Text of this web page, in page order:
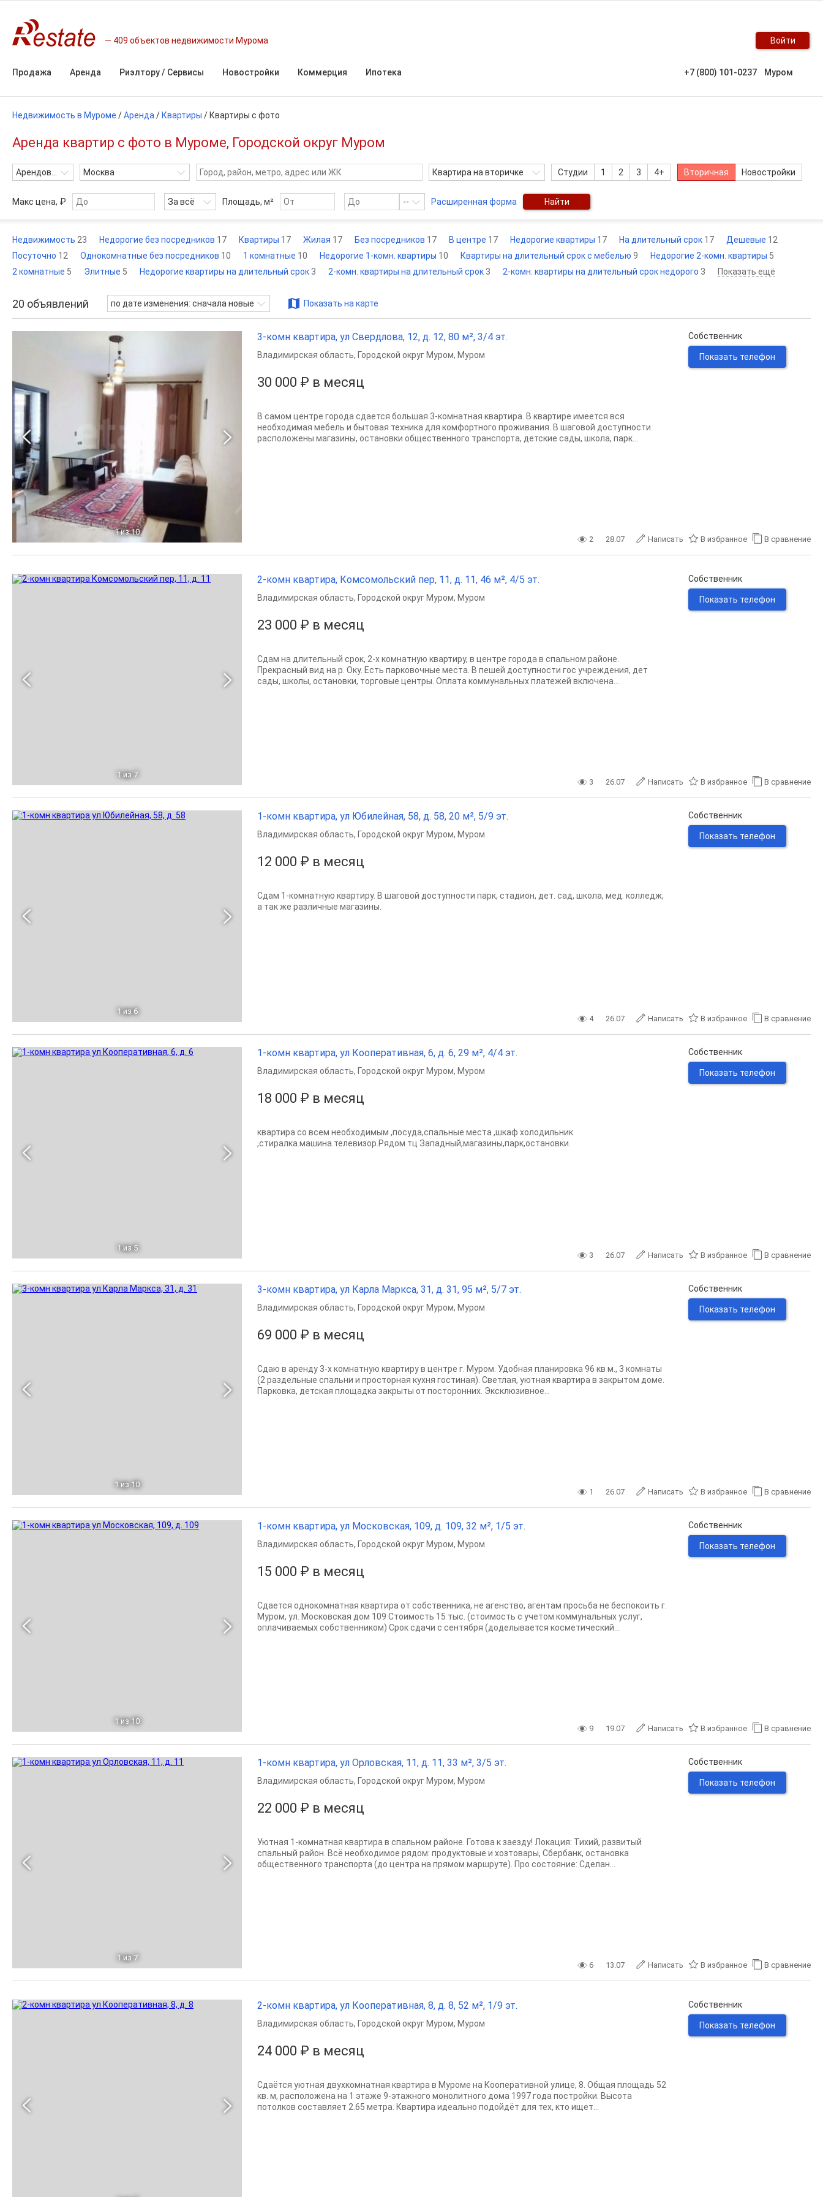
409 объектов недвижимости Мурома Войти
Продажа Аренда Риэлтору / Сервисы Новостройки Коммерция Ипотека +7 (800) 101-0237 Муром
Недвижимость в Муроме /Аренда / Квартиры / Квартиры с фото
Аренда квартир с фото в Муроме, Городской округ Муром
Арендовать Москва Квартира на вторичке Студии 1 2 3 4+ Вторичная Новостройки
Макс цена, ₽ За всё Площадь, м² -- Расширенная форма Найти
Недвижимость 23 Недорогие без посредников 17 Квартиры 17 Жилая 17 Без посредников 17 В центре 17 Недорогие квартиры 17 На длительный срок 17 Дешевые 12
Посуточно 12 Однокомнатные без посредников 10 1 комнатные 10 Недорогие 1-комн. квартиры 10 Квартиры на длительный срок с мебелью 9 Недорогие 2-комн. квартиры 5
2 комнатные 5 Элитные 5 Недорогие квартиры на длительный срок 3 2-комн. квартиры на длительный срок 3 2-комн. квартиры на длительный срок недорого 3 Показать ещё
20 объявлений по дате изменения: сначала новые Показать на карте
1 из 10
3-комн квартира, ул Свердлова, 12, д. 12, 80 м², 3/4 эт.
30 000 ₽ в месяц
Владимирская область, Городской округ Муром, Муром
В самом центре города сдается большая 3-комнатная квартира. В квартире имеется вся
необходимая мебель и бытовая техника для комфортного проживания. В шаговой доступности
расположены магазины, остановки общественного транспорта, детские сады, школа, парк...
Собственник
Показать телефон
2 28.07 Написать В избранное В сравнение
1 из 7
2-комн квартира, Комсомольский пер, 11, д. 11, 46 м², 4/5 эт.
23 000 ₽ в месяц
Владимирская область, Городской округ Муром, Муром
Сдам на длительный срок, 2-х комнатную квартиру, в центре города в спальном районе.
Прекрасный вид на р. Оку. Есть парковочные места. В пешей доступности гос учреждения, дет
сады, школы, остановки, торговые центры. Оплата коммунальных платежей включена...
Собственник
Показать телефон
3 26.07 Написать В избранное В сравнение
1 из 6
1-комн квартира, ул Юбилейная, 58, д. 58, 20 м², 5/9 эт.
12 000 ₽ в месяц
Владимирская область, Городской округ Муром, Муром
Сдам 1-комнатную квартиру. В шаговой доступности парк, стадион, дет. сад, школа, мед. колледж,
а так же различные магазины.
Собственник
Показать телефон
4 26.07 Написать В избранное В сравнение
1 из 5
1-комн квартира, ул Кооперативная, 6, д. 6, 29 м², 4/4 эт.
18 000 ₽ в месяц
Владимирская область, Городской округ Муром, Муром
квартира со всем необходимым ,посуда,спальные места ,шкаф холодильник
,стиралка.машина.телевизор.Рядом тц Западный,магазины,парк,остановки.
Собственник
Показать телефон
3 26.07 Написать В избранное В сравнение
1 из 10
3-комн квартира, ул Карла Маркса, 31, д. 31, 95 м², 5/7 эт.
69 000 ₽ в месяц
Владимирская область, Городской округ Муром, Муром
Сдаю в аренду 3-х комнатную квартиру в центре г. Муром. Удобная планировка 96 кв м., 3 комнаты
(2 раздельные спальни и просторная кухня гостиная). Светлая, уютная квартира в закрытом доме.
Парковка, детская площадка закрыты от посторонних. Эксклюзивное...
Собственник
Показать телефон
1 26.07 Написать В избранное В сравнение
1 из 10
1-комн квартира, ул Московская, 109, д. 109, 32 м², 1/5 эт.
15 000 ₽ в месяц
Владимирская область, Городской округ Муром, Муром
Сдается однокомнатная квартира от собственника, не агенство, агентам просьба не беспокоить г.
Муром, ул. Московская дом 109 Стоимость 15 тыс. (стоимость с учетом коммунальных услуг,
оплачиваемых собственником) Срок сдачи с сентября (доделывается косметический...
Собственник
Показать телефон
9 19.07 Написать В избранное В сравнение
1 из 7
1-комн квартира, ул Орловская, 11, д. 11, 33 м², 3/5 эт.
22 000 ₽ в месяц
Владимирская область, Городской округ Муром, Муром
Уютная 1-комнатная квартира в спальном районе. Готова к заезду! Локация: Тихий, развитый
спальный район. Всё необходимое рядом: продуктовые и хозтовары, Сбербанк, остановка
общественного транспорта (до центра на прямом маршруте). Про состояние: Сделан...
Собственник
Показать телефон
6 13.07 Написать В избранное В сравнение
2-комн квартира, ул Кооперативная, 8, д. 8, 52 м², 1/9 эт.
24 000 ₽ в месяц
Владимирская область, Городской округ Муром, Муром
Сдаётся уютная двухкомнатная квартира в Муроме на Кооперативной улице, 8. Общая площадь 52
кв. м, расположена на 1 этаже 9-этажного монолитного дома 1997 года постройки. Высота
потолков составляет 2.65 метра. Квартира идеально подойдёт для тех, кто ищет...
Собственник
Показать телефон